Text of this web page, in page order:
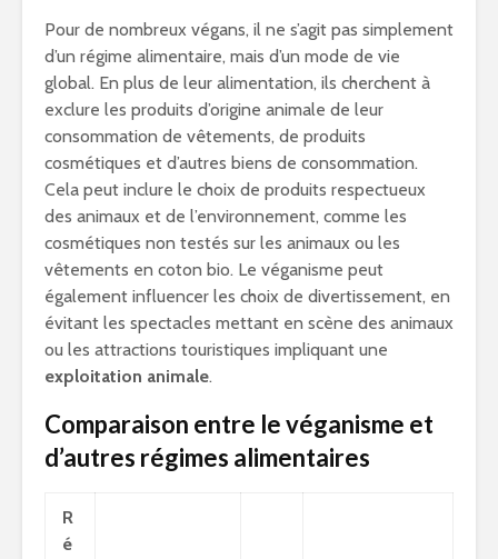
Pour de nombreux végans, il ne s’agit pas simplement
d’un régime alimentaire, mais d’un mode de vie
global. En plus de leur alimentation, ils cherchent à
exclure les produits d’origine animale de leur
consommation de vêtements, de produits
cosmétiques et d’autres biens de consommation.
Cela peut inclure le choix de produits respectueux
des animaux et de l’environnement, comme les
cosmétiques non testés sur les animaux ou les
vêtements en coton bio. Le véganisme peut
également influencer les choix de divertissement, en
évitant les spectacles mettant en scène des animaux
ou les attractions touristiques impliquant une
exploitation animale.
Comparaison entre le véganisme et
d’autres régimes alimentaires
R
é